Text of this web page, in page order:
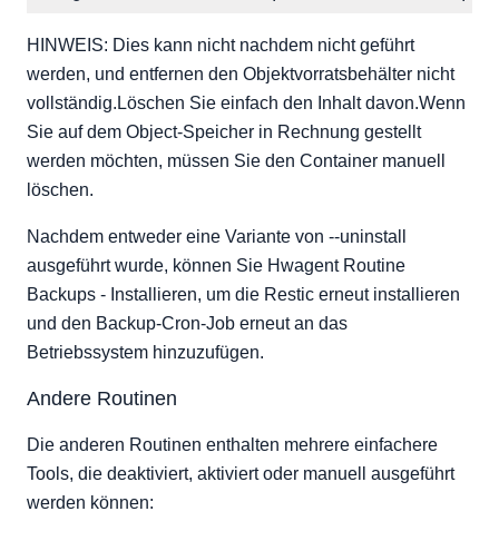
HINWEIS: Dies kann nicht nachdem nicht geführt
werden, und entfernen den Objektvorratsbehälter nicht
vollständig.Löschen Sie einfach den Inhalt davon.Wenn
Sie auf dem Object-Speicher in Rechnung gestellt
werden möchten, müssen Sie den Container manuell
löschen.
Nachdem entweder eine Variante von --uninstall
ausgeführt wurde, können Sie Hwagent Routine
Backups - Installieren, um die Restic erneut installieren
und den Backup-Cron-Job erneut an das
Betriebssystem hinzuzufügen.
Andere Routinen
Die anderen Routinen enthalten mehrere einfachere
Tools, die deaktiviert, aktiviert oder manuell ausgeführt
werden können: